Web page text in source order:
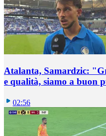
Atalanta, Samardzic:
e qualità, siamo a buon
02:56